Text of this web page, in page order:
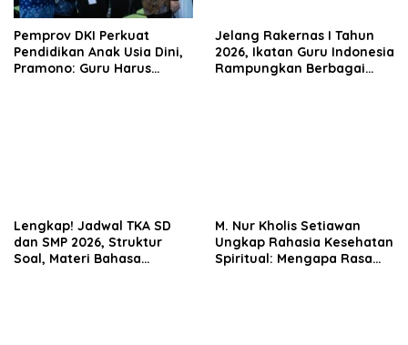
Pemprov DKI Perkuat
Pendidikan Anak Usia Dini,
Pramono: Guru Harus
Jelang Rakernas I Tahun
2026, Ikatan Guru Indonesia
Rampungkan Berbagai
Lengkap! Jadwal TKA SD
dan SMP 2026, Struktur
Soal, Materi Bahasa
M. Nur Kholis Setiawan
Ungkap Rahasia Kesehatan
Spiritual: Mengapa Rasa